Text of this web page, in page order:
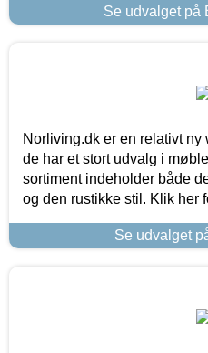
Se udvalget på
Norliving.dk er en relativt ny
de har et stort udvalg i
sortiment indeholder både
og den rustikke stil. Klik her
Se udvalget